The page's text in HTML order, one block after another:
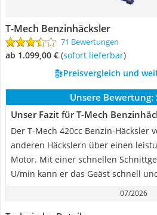
T-Mech Benzinhäcksler
71 Bewertungen
ab 1.099,00 € ( Sofort lieferbar)
Preisvergleich und
Unsere Bewertung:
Unser Fazit für T-Mech
Der T-Mech 420cc Benzin-Häcksler
anderen Häckslern über einen
Motor. Mit einer schnellen
U/min kann er das Geäst schnell
07/2026